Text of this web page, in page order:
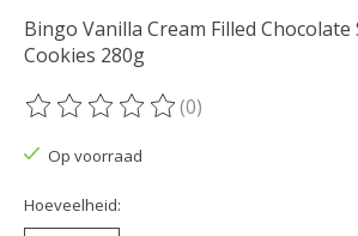
Bingo Vanilla Cream Filled Chocolate
Cookies 280g
De beoordeling van dit product is
(0)
Op voorraad
Hoeveelheid: